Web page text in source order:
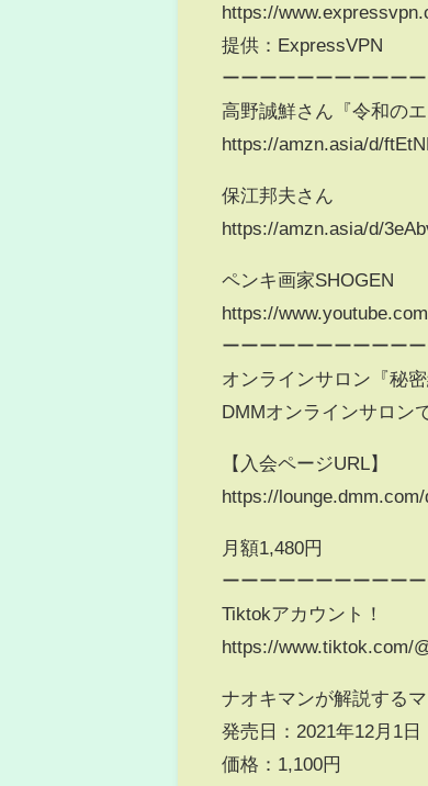
https://
提供：ExpressVPN
ーーーーーーーーーー
高野誠鮮さん『令和のエ
https://amzn.asia/d/
保江邦夫さん
https://amzn.asia/d/
ペンキ画家SHOGEN
https://
ーーーーーーーーーー
オンラインサロン『秘
DMMオンラインサロン
【入会ページURL】
https://
月額1,480円
ーーーーーーーーーー
Tiktokアカウント！
https://www.tiktok.com/
ナオキマンが解説する
発売日：2021年12月1日
価格：1,100円